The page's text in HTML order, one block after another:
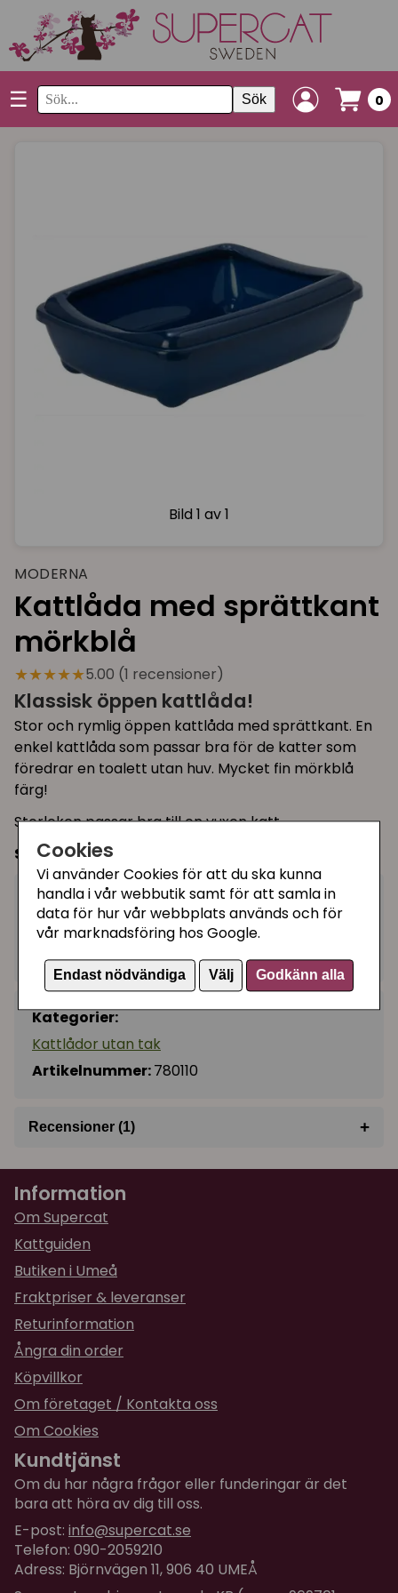
Cookies
Vi använder Cookies för att du ska kunna
handla i vår webbutik samt för att samla in
data för hur vår webbplats används och för
vår marknadsföring hos Google.
Endast nödvändiga Välj Godkänn alla
☰ Sök 0
Bild 1 av 1
MODERNA
Kattlåda med sprättkant
mörkblå
★★★★★5.00 (1 recensioner)
Klassisk öppen kattlåda!
Stor och rymlig öppen kattlåda med sprättkant. En
enkel kattlåda som passar bra för de katter som
föredrar en toalett utan huv. Mycket fin mörkblå
färg!
Storleken passar bra till en vuxen katt.
Storlek:50 x 38 x 14 cm
149 kr − + Köp
I lager, leveranstid 1-3 vardagar
Kategorier:
Kattlådor utan tak
Artikelnummer:780110
Recensioner (1) +
Andreas
för 1 år sedan
★★★★★
Information
Om Supercat
Kattguiden
Butiken i Umeå
Fraktpriser & leveranser
Returinformation
Ångra din order
Köpvillkor
Om företaget / Kontakta oss
Om Cookies
Kundtjänst
Om du har några frågor eller funderingar är det
bara att höra av dig till oss.
E-post: info@supercat.se
Telefon: 090-2059210
Adress: Björnvägen 11, 906 40 UMEÅ